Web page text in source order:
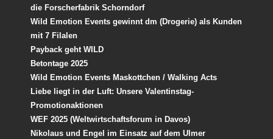
die Forscherfabrik Schorndorf
Wild Emotion Events gewinnt dm (Drogerie) als Kunden
mit 7 Filalen
Payback geht WILD
Betontage 2025
Wild Emotion Events Maskottchen / Walking Acts
Liebe liegt in der Luft: Unsere Valentinstag-
Promotionaktionen
WEF 2025 (Weltwirtschaftsforum in Davos)
Nikolaus und Engel im Einsatz auf dem Ulmer